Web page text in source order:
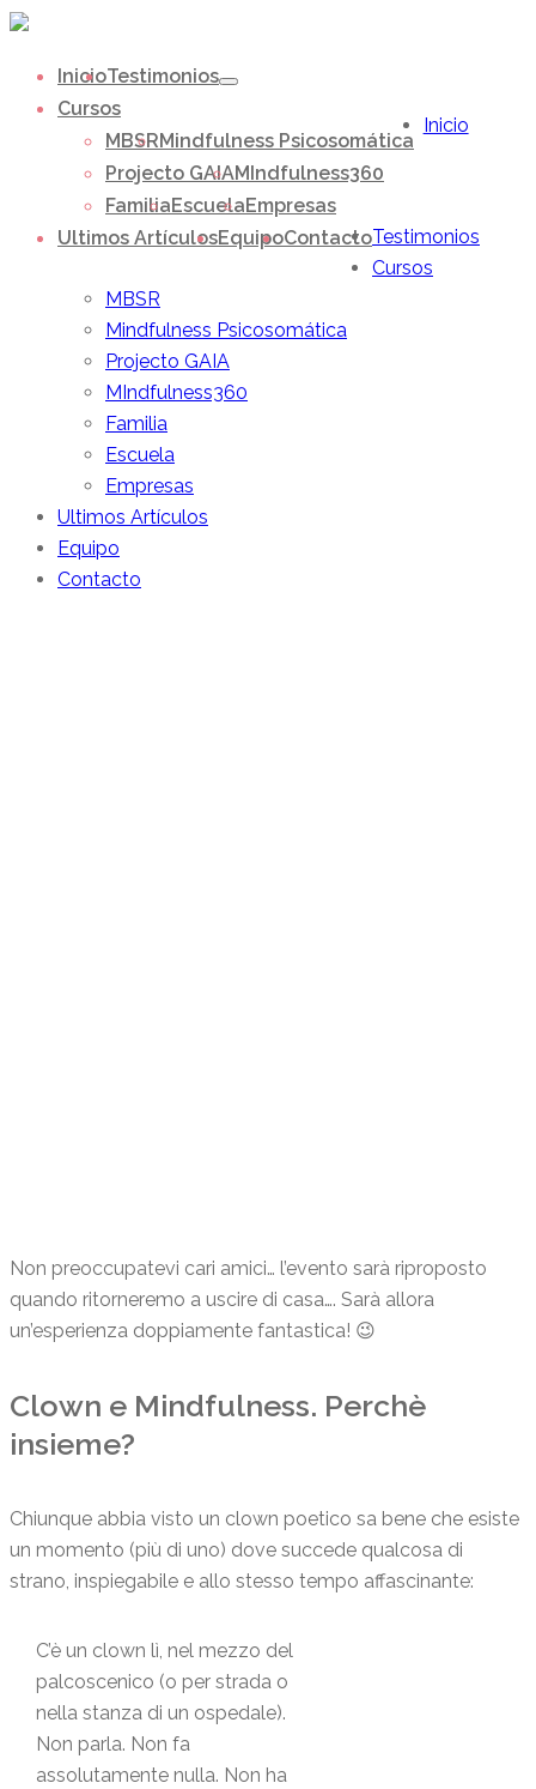
InicioTestimonios
Cursos
MBSRMindfulness Psicosomática
Projecto GAIAMIndfulness360
FamiliaEscuelaEmpresas
Ultimos ArtículosEquipoContacto
Inicio
Testimonios
Cursos
MBSR
Mindfulness Psicosomática
Projecto GAIA
MIndfulness360
Familia
Escuela
Empresas
Ultimos Artículos
Equipo
Contacto
Non preoccupatevi cari amici… l’evento sarà riproposto
quando ritorneremo a uscire di casa…. Sarà allora
un’esperienza doppiamente fantastica! 😉
Clown e Mindfulness. Perchè
insieme?
Chiunque abbia visto un clown poetico sa bene che esiste
un momento (più di uno) dove succede qualcosa di
strano, inspiegabile e allo stesso tempo affascinante:
C’è un clown lì, nel mezzo del
palcoscenico (o per strada o
nella stanza di un ospedale).
Non parla. Non fa
assolutamente nulla. Non ha